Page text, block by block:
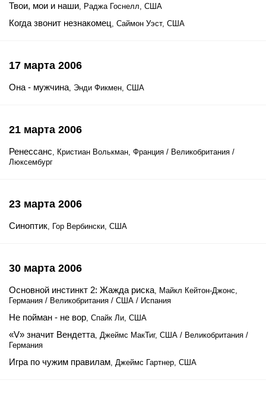
Твои, мои и наши, Раджа Госнелл, США
Когда звонит незнакомец, Саймон Уэст, США
17 марта 2006
Она - мужчина, Энди Фикмен, США
21 марта 2006
Ренессанс, Кристиан Волькман, Франция / Великобритания /
Люксембург
23 марта 2006
Синоптик, Гор Вербински, США
30 марта 2006
Основной инстинкт 2: Жажда риска, Майкл Кейтон-Джонс,
Германия / Великобритания / США / Испания
Не пойман - не вор, Спайк Ли, США
«V» значит Вендетта, Джеймс МакТиг, США / Великобритания /
Германия
Игра по чужим правилам, Джеймс Гартнер, США